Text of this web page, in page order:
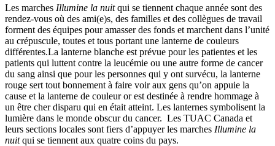
Les marches Illumine la nuitqui se tiennent chaque année sont des
rendez-vous où des ami(e)s, des familles et des collègues de travail
forment des équipes pour amasser des fonds et marchent dans l’unité
au crépuscule, toutes et tous portant une lanterne de couleurs
différentes.La lanterne blanche est prévue pour les patientes et les
patients qui luttent contre la leucémie ou une autre forme de cancer
du sang ainsi que pour les personnes qui y ont survécu, la lanterne
rouge sert tout bonnement à faire voir aux gens qu’on appuie la
cause et la lanterne de couleur or est destinée à rendre hommage à
un être cher disparu qui en était atteint. Les lanternes symbolisent la
lumière dans le monde obscur du cancer. Les TUAC Canada et
leurs sections locales sont fiers d’appuyer les marches Illumine la
nuitqui se tiennent aux quatre coins du pays.